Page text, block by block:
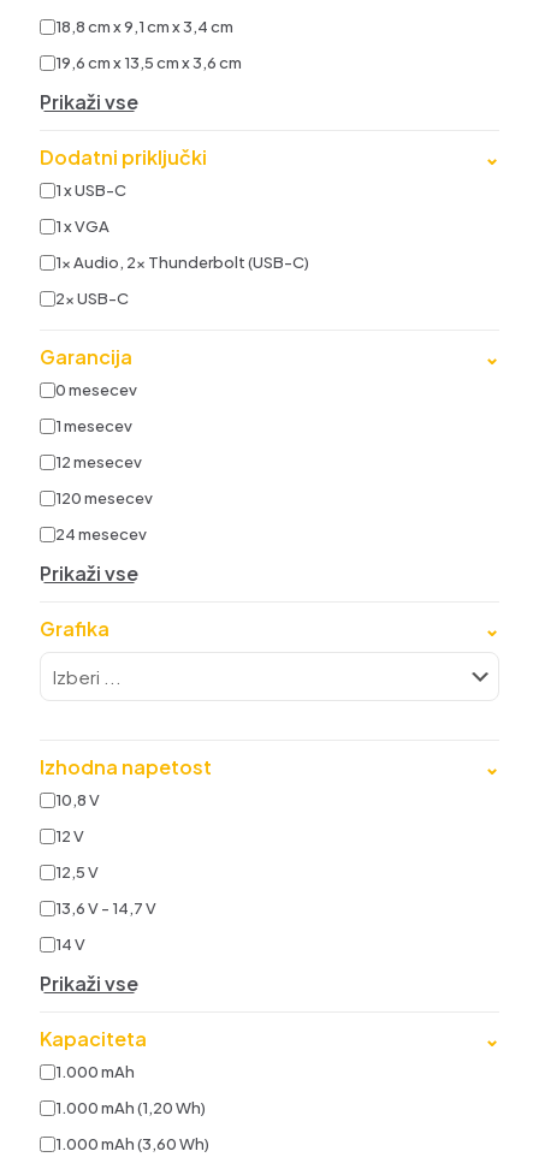
18,8 cm x 9,1 cm x 3,4 cm
19,6 cm x 13,5 cm x 3,6 cm
Prikaži vse
Dodatni priključki ⌄
1 x USB-C
1 x VGA
1x Audio, 2x Thunderbolt (USB-C)
2x USB-C
Garancija ⌄
0 mesecev
1 mesecev
12 mesecev
120 mesecev
24 mesecev
Prikaži vse
Grafika ⌄
Izhodna napetost ⌄
10,8 V
12 V
12,5 V
13,6 V - 14,7 V
14 V
Prikaži vse
Kapaciteta ⌄
1.000 mAh
1.000 mAh (1,20 Wh)
1.000 mAh (3,60 Wh)